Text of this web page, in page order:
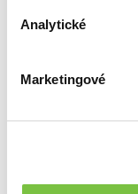
Analytické
Marketingové